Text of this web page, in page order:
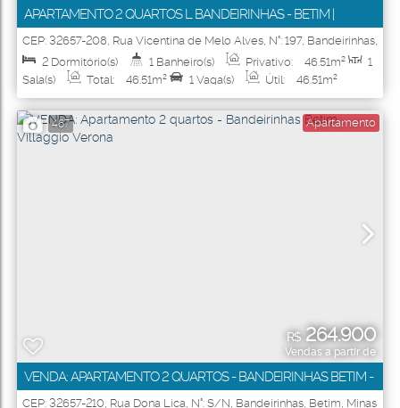
APARTAMENTO 2 QUARTOS L BANDEIRINHAS - BETIM |
MINHA CASA MINHA VIDA L RESIDENCIAL NINHO DOS
PÁSSAROS
CEP: 32657-208, Rua Vicentina de Melo Alves, N°: 197, Bandeirinhas,
Betim
Minas Gerais Brasil
2 Dormitório(s) 1 Banheiro(s) Privativo: 46.51m²
1
Sala(s)
Total: 46.51m² 1 Vaga(s) Útil: 46.51m²
467 Apartamento
R$264.900
Vendas a partir de
VENDA: APARTAMENTO 2 QUARTOS - BANDEIRINHAS BETIM -
VILLAGGIO VERONA
CEP: 32657-210, Rua Dona Lica, N°: S/N, Bandeirinhas, Betim, Minas